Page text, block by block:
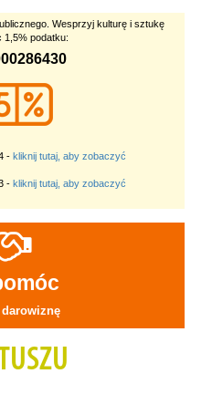
Wesprzyj kulturę i sztukę
1,5% podatku:
- kliknij tutaj, aby zobaczyć
- kliknij tutaj, aby zobaczyć